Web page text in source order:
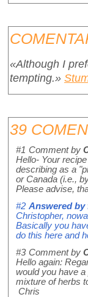
«Although I
tempting.»
39
#1 Comment by
Hello- Your
describing as a
or Canada (i.e.,
Please advise,
#2 Answered by
Christopher,
Basically you
do this here and
#3 Comment by
Hello again:
would you have
mixture of herbs
Chris